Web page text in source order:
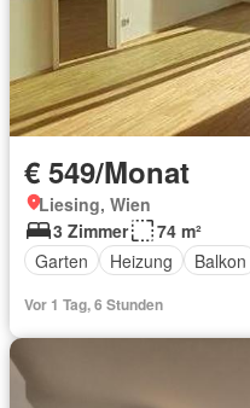
€ 549/Monat
Liesing, Wien
3 Zimmer
74 m²
Garten
Heizung Balkon
Vor 1 Tag, 6 Stunden